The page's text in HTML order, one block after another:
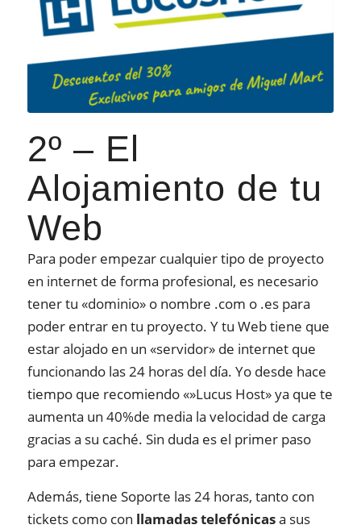
2º – El
Alojamiento de tu
Web
Para poder empezar cualquier tipo de proyecto
en internet de forma profesional, es necesario
tener tu «dominio» o nombre .com o .es para
poder entrar en tu proyecto. Y tu Web tiene que
estar alojado en un «servidor» de internet que
funcionando las 24 horas del día. Yo desde hace
tiempo que recomiendo «»Lucus Host» ya que te
aumenta un 40%de media la velocidad de carga
gracias a su caché. Sin duda es el primer paso
para empezar.
Además, tiene Soporte las 24 horas, tanto con
tickets como con llamadas telefónicasa sus